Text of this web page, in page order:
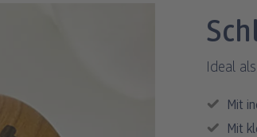
Ideal
Mit
Mit